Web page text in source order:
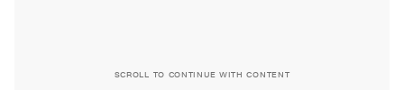
SCROLL TO CONTINUE WITH CONTENT